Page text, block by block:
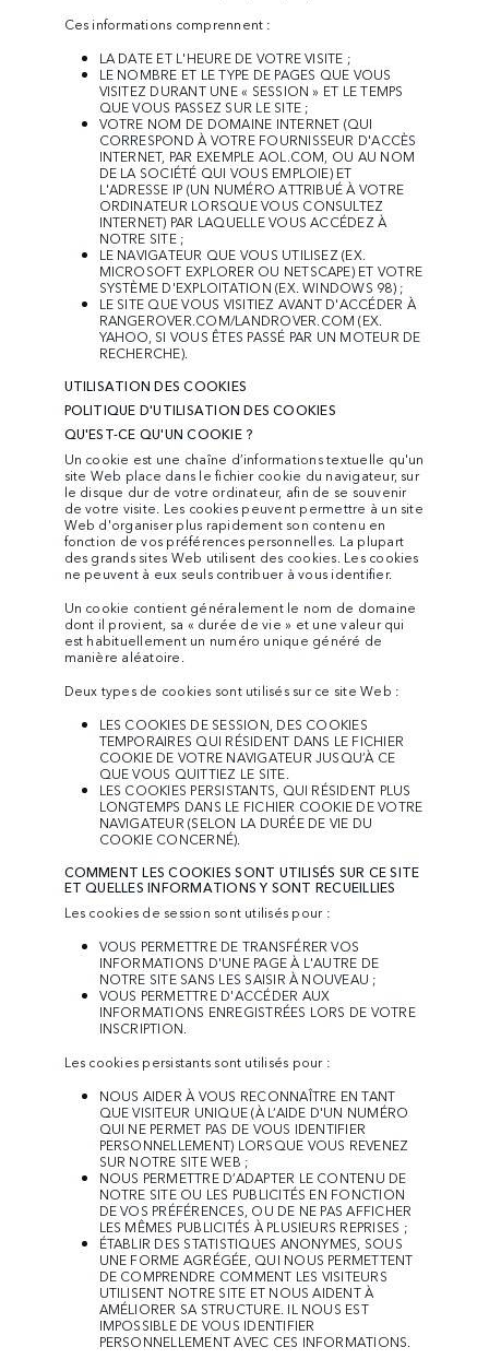
Ces informations comprennent :
LA DATE ET L'HEURE DE VOTRE VISITE ;
LE NOMBRE ET LE TYPE DE PAGES QUE VOUS
VISITEZ DURANT UNE « SESSION » ET LE TEMPS
QUE VOUS PASSEZ SUR LE SITE ;
VOTRE NOM DE DOMAINE INTERNET (QUI
CORRESPOND À VOTRE FOURNISSEUR D'ACCÈS
INTERNET, PAR EXEMPLE AOL.COM, OU AU NOM
DE LA SOCIÉTÉ QUI VOUS EMPLOIE) ET
L'ADRESSE IP (UN NUMÉRO ATTRIBUÉ À VOTRE
ORDINATEUR LORSQUE VOUS CONSULTEZ
INTERNET) PAR LAQUELLE VOUS ACCÉDEZ À
NOTRE SITE ;
LE NAVIGATEUR QUE VOUS UTILISEZ (EX.
MICROSOFT EXPLORER OU NETSCAPE) ET VOTRE
SYSTÈME D'EXPLOITATION (EX. WINDOWS 98) ;
LE SITE QUE VOUS VISITIEZ AVANT D'ACCÉDER À
RANGEROVER.COM/LANDROVER.COM (EX.
YAHOO, SI VOUS ÊTES PASSÉ PAR UN MOTEUR DE
RECHERCHE).
UTILISATION DES COOKIES
POLITIQUE D'UTILISATION DES COOKIES
QU'EST-CE QU'UN COOKIE ?
Un cookie est une chaîne d’informations textuelle qu'un
site Web place dans le fichier cookie du navigateur, sur
le disque dur de votre ordinateur, afin de se souvenir
de votre visite. Les cookies peuvent permettre à un site
Web d'organiser plus rapidement son contenu en
fonction de vos préférences personnelles. La plupart
des grands sites Web utilisent des cookies. Les cookies
ne peuvent à eux seuls contribuer à vous identifier.
Un cookie contient généralement le nom de domaine
dont il provient, sa « durée de vie » et une valeur qui
est habituellement un numéro unique généré de
manière aléatoire.
Deux types de cookies sont utilisés sur ce site Web :
LES COOKIES DE SESSION, DES COOKIES
TEMPORAIRES QUI RÉSIDENT DANS LE FICHIER
COOKIE DE VOTRE NAVIGATEUR JUSQU’À CE
QUE VOUS QUITTIEZ LE SITE.
LES COOKIES PERSISTANTS, QUI RÉSIDENT PLUS
LONGTEMPS DANS LE FICHIER COOKIE DE VOTRE
NAVIGATEUR (SELON LA DURÉE DE VIE DU
COOKIE CONCERNÉ).
COMMENT LES COOKIES SONT UTILISÉS SUR CE SITE
ET QUELLES INFORMATIONS Y SONT RECUEILLIES
Les cookies de session sont utilisés pour :
VOUS PERMETTRE DE TRANSFÉRER VOS
INFORMATIONS D'UNE PAGE À L'AUTRE DE
NOTRE SITE SANS LES SAISIR À NOUVEAU ;
VOUS PERMETTRE D'ACCÉDER AUX
INFORMATIONS ENREGISTRÉES LORS DE VOTRE
INSCRIPTION.
Les cookies persistants sont utilisés pour :
NOUS AIDER À VOUS RECONNAÎTRE EN TANT
QUE VISITEUR UNIQUE (À L’AIDE D'UN NUMÉRO
QUI NE PERMET PAS DE VOUS IDENTIFIER
PERSONNELLEMENT) LORSQUE VOUS REVENEZ
SUR NOTRE SITE WEB ;
NOUS PERMETTRE D’ADAPTER LE CONTENU DE
NOTRE SITE OU LES PUBLICITÉS EN FONCTION
DE VOS PRÉFÉRENCES, OU DE NE PAS AFFICHER
LES MÊMES PUBLICITÉS À PLUSIEURS REPRISES ;
ÉTABLIR DES STATISTIQUES ANONYMES, SOUS
UNE FORME AGRÉGÉE, QUI NOUS PERMETTENT
DE COMPRENDRE COMMENT LES VISITEURS
UTILISENT NOTRE SITE ET NOUS AIDENT À
AMÉLIORER SA STRUCTURE. IL NOUS EST
IMPOSSIBLE DE VOUS IDENTIFIER
PERSONNELLEMENT AVEC CES INFORMATIONS.